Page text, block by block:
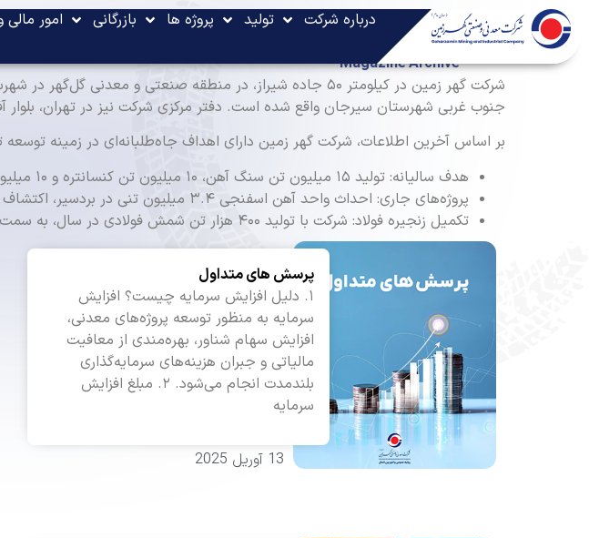
درباره شرکت تولید پروژه ها بازرگانی امور گهر زمین >آرشیو مقالات
آرشیو مقالات
Magazine Archive
جنوب غربی شهرستان سیرجان واقع شده است. دفتر مرکزی شرکت نیز در تهران، بلوار آفریقا، خیابان
بر اساس آخرین اطلاعات، شرکت گهر زمین دارای اهداف جاه‌طلبانه‌ای در زمینه توسعه
هدف سالیانه: تولید ۱۵ میلیون تن سنگ آهن، ۱۰ میلیون تن کنسانتره و ۱۰ میلیون تن گندله​
پروژه‌های جاری: احداث واحد آهن اسفنجی ۳.۴ میلیون تنی در بردسیر، اکتشاف پهنه معدنی جبال‌بارز و توسعه خطوط تولیدی​
تکمیل زنجیره فولاد: شرکت با تولید ۴۰۰ هزار تن شمش فولادی در سال، به سمت تکمیل کامل زنجیره از معدن تا فولاد حرکت می‌کند
پرسش های متداول
۱. دلیل افزایش سرمایه چیست؟ افزایش
سرمایه به منظور توسعه پروژه‌های معدنی،
افزایش سهام شناور، بهره‌مندی از معافیت
مالیاتی و جبران هزینه‌های سرمایه‌گذاری
بلندمدت انجام می‌شود. ۲. مبلغ افزایش
سرمایه
13 آوریل 2025